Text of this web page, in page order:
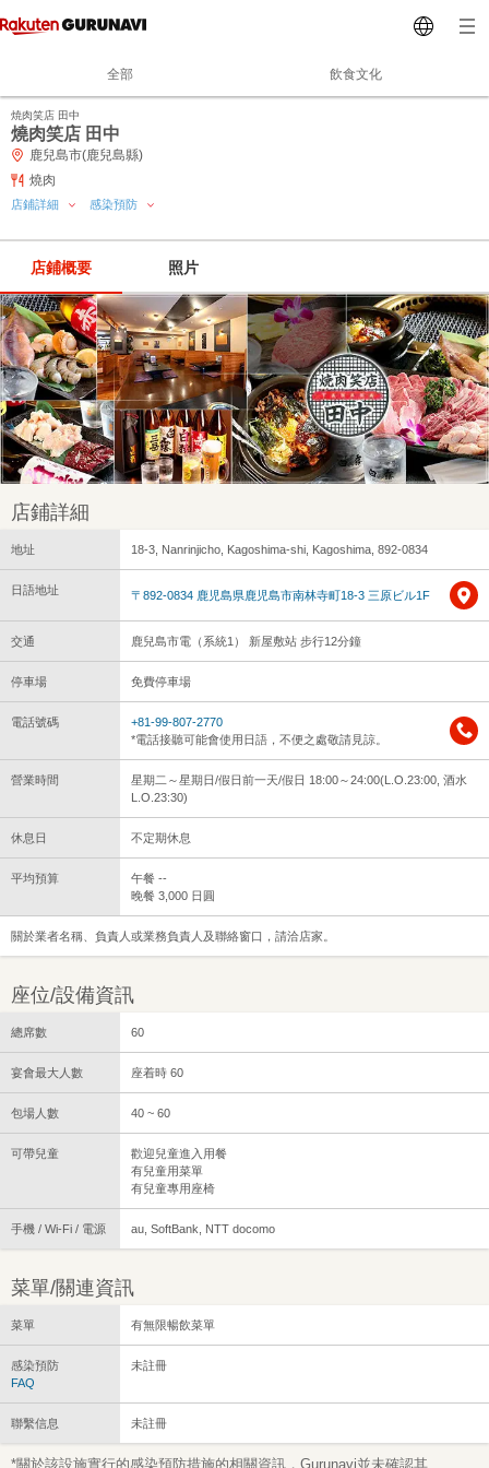
全部 飲食文化
焼肉笑店 田中
燒肉笑店 田中
鹿兒島市(鹿兒島縣)
燒肉
店鋪詳細 感染預防
店鋪概要 照片
店鋪詳細
地址 18-3, Nanrinjicho, Kagoshima-shi, Kagoshima, 892-0834
日語地址 〒892-0834 鹿児島県鹿児島市南林寺町18-3 三原ビル1F
交通 鹿兒島市電（系統1） 新屋敷站 步行12分鐘
停車場 免費停車場
電話號碼
+81-99-807-2770
*電話接聽可能會使用日語，不便之處敬請見諒。
營業時間
星期二～星期日/假日前一天/假日 18:00～24:00(L.O.23:00, 酒水
L.O.23:30)
休息日 不定期休息
平均預算
午餐 --
晚餐 3,000 日圓
關於業者名稱、負責人或業務負責人及聯絡窗口，請洽店家。
座位/設備資訊
總席數 60
宴會最大人數 座着時 60
包場人數 40 ~ 60
可帶兒童
歡迎兒童進入用餐
有兒童用菜單
有兒童專用座椅
手機 / Wi-Fi / 電源 au, SoftBank, NTT docomo
菜單/關連資訊
菜單 有無限暢飲菜單
感染預防
FAQ
未註冊
聯繫信息 未註冊
*關於該設施實行的感染預防措施的相關資訊，Gurunavi並未確認其